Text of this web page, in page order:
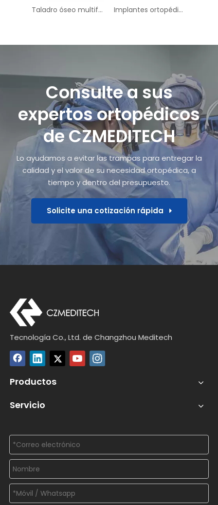
Taladro óseo multifuncional Implantes ortopédicos TPLO SAW M-17 SIRELLE-LOSA --- II
Consulte a sus
expertos ortopédicos
de CZMEDITECH
Lo ayudamos a evitar las trampas para entregar la
calidad y el valor de su necesidad ortopédica, a
tiempo y dentro del presupuesto.
Solicite una cotización rápida
Tecnología Co., Ltd. de Changzhou Meditech
Productos
Servicio